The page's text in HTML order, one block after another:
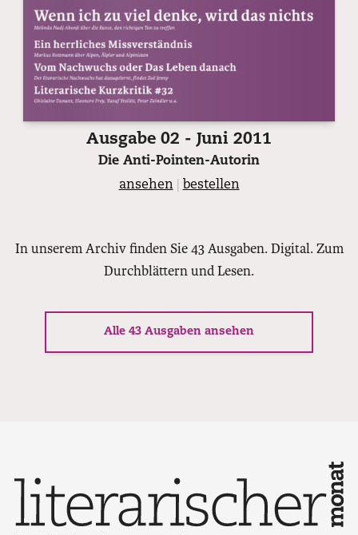
Ausgabe 02 - Juni 2011
Die Anti-Pointen-Autorin
ansehen
bestellen
In unserem Archiv finden Sie 43 Ausgaben. Digital. Zum
Durchblättern und Lesen.
Alle 43 Ausgaben ansehen